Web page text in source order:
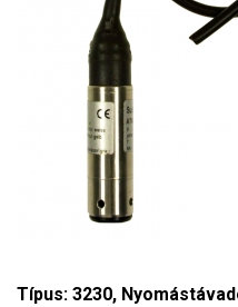
Típus: 3230,